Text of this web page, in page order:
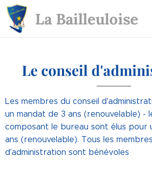
La Bailleuloise
Le conseil
Les membres du conseil
un mandat de 3 ans (renouvelable) -
composant le bureau sont élus pour
ans (renouvelable). Tous les
d'administration sont bénévoles